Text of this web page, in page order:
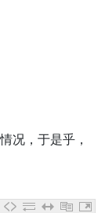
况，于是乎，